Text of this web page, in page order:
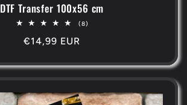
DTF Transfer 100x56 cm
(8)
Normaler
€14,99 EUR